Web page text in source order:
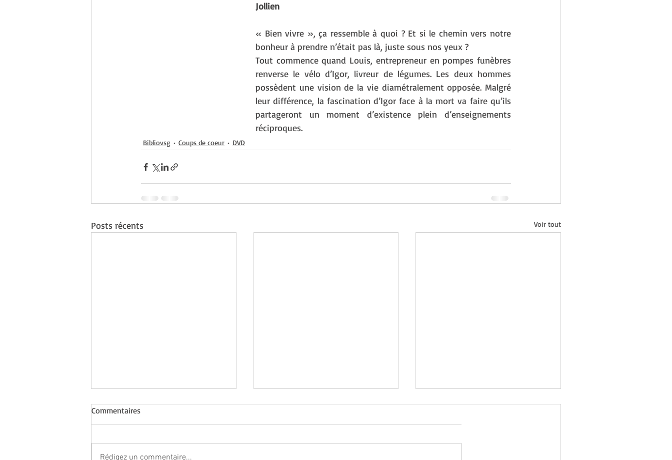
Jollien
« Bien vivre », ça ressemble à quoi ? Et si le chemin vers notre
bonheur à prendre n’était pas là, juste sous nos yeux ?
Tout commence quand Louis, entrepreneur en pompes funèbres
renverse le vélo d’Igor, livreur de légumes. Les deux hommes
possèdent une vision de la vie diamétralement opposée. Malgré
leur différence, la fascination d’Igor face à la mort va faire qu’ils
partageront un moment d’existence plein d’enseignements
réciproques.
Bibliovsg Coups de coeur DVD
Posts récents Voir tout
Commentaires
Rédigez un commentaire...